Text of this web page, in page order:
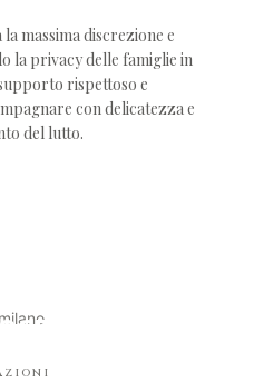
massima discrezione e
la privacy delle famiglie in
rispettoso e
con delicatezza e
del lutto.